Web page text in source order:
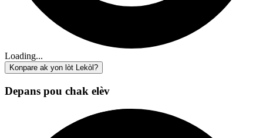
Loading...
Konpare ak yon lòt Lekòl?
Depans pou chak elèv